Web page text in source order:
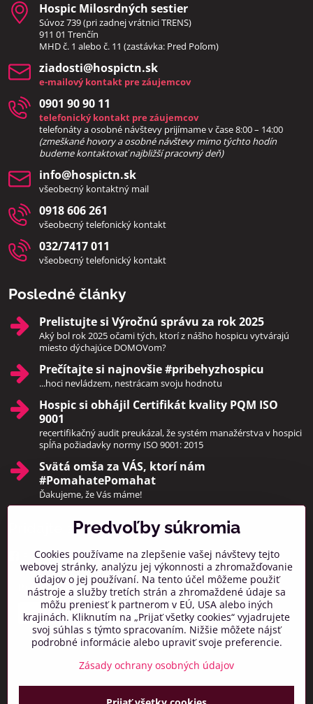
Hospic Milosrdných sestier
Súvoz 739 (pri zadnej vrátnici TRENS)
911 01 Trenčín
MHD č. 1 alebo č. 11 (zastávka: Pred Poľom)
ziadosti​@hospictn​.sk
e-mailový kontakt pre záujemcov
0901 90 90 11
telefonický kontakt pre záujemcov
telefonáty a osobné návštevy prijímame v čase 8:00 – 14:00
(zmeškané hovory a osobné návštevy mimo týchto hodín
budeme kontaktovať najbližší pracovný deň)
info​@hospictn​.sk
všeobecný kontaktný mail
0918 606 261
všeobecný telefonický kontakt
032/7417 011
všeobecný telefonický kontakt
Posledné články
Prelistujte si Výročnú správu za rok 2025
Aký bol rok 2025 očami tých, ktorí z nášho hospicu vytvárajú
miesto dýchajúce DOMOVom?
Prečítajte si najnovšie #pribehyzhospicu
...hoci nevládzem, nestrácam svoju hodnotu
Hospic si obhájil Certifikát kvality PQM ISO
9001
recertifikačný audit preukázal, že systém manažérstva v hospici
spĺňa požiadavky normy ISO 9001: 2015
Svätá omša za VÁS, ktorí nám
#PomahatePomahat
Ďakujeme, že Vás máme!
Pridajte sa k nám
Facebook Instagram
Prihlásiť na odber noviniek
Predvoľby súkromia
Cookies používame na zlepšenie vašej návštevy tejto
webovej stránky, analýzu jej výkonnosti a zhromažďovanie
údajov o jej používaní. Na tento účel môžeme použiť
nástroje a služby tretích strán a zhromaždené údaje sa
môžu preniesť k partnerom v EÚ, USA alebo iných
krajinách. Kliknutím na „Prijať všetky cookies“ vyjadrujete
svoj súhlas s týmto spracovaním. Nižšie môžete nájsť
podrobné informácie alebo upraviť svoje preferencie.
Zásady ochrany osobných údajov